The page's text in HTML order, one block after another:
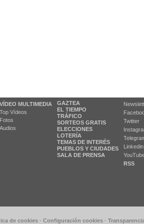
VÍDEO MULTIMEDIA
Top Vídeos
Fotos
Audios
GAZTEA
EL TIEMPO
TRÁFICO
SORTEOS GRATIS
ELECCIONES
LOTERÍA
TEMAS DE INTERÉS
PUEBLOS Y CIUDADES
SALA DE PRENSA
Twitter
Linkedin
RSS
de cookies - Configuración cookies -